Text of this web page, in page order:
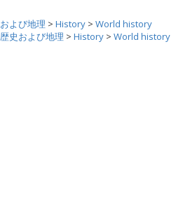
よび地理 > History > World history
歴史および地理 > History > World history